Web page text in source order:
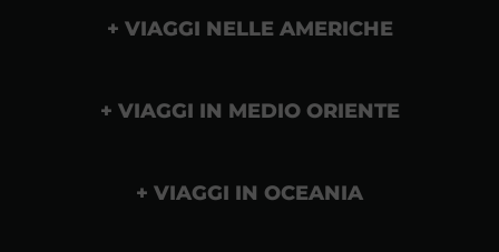
VIAGGI NELLE AMERICHE
VIAGGI IN MEDIO ORIENTE
VIAGGI IN OCEANIA